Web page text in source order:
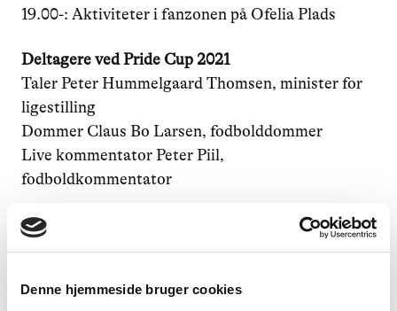
Denne hjemmeside bruger cookies
19.00-: Aktiviteter i fanzonen på Ofelia Plads
Deltagere ved Pride Cup 2021
Taler Peter Hummelgaard Thomsen, minister for
ligestilling
Dommer Claus Bo Larsen, fodbolddommer
Live kommentator Peter Piil,
fodboldkommentator
DBU Old Boys landshold
Thomas Kahlenberg
Mikkel Beckmann